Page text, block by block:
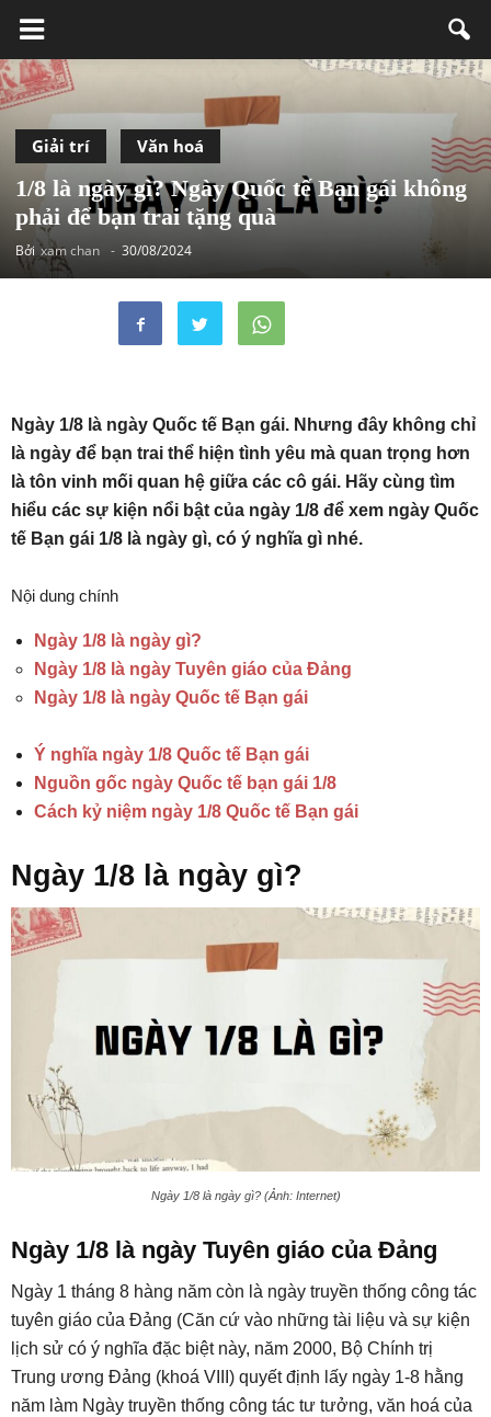
Giải trí Văn hoá
1/8 là ngày gì? Ngày Quốc tế Bạn gái không
phải để bạn trai tặng quà
Bởi xam chan - 30/08/2024
Ngày 1/8 là ngày Quốc tế Bạn gái. Nhưng đây không chỉ
là ngày để bạn trai thể hiện tình yêu mà quan trọng hơn
là tôn vinh mối quan hệ giữa các cô gái. Hãy cùng tìm
hiểu các sự kiện nổi bật của ngày 1/8 để xem ngày Quốc
tế Bạn gái 1/8 là ngày gì, có ý nghĩa gì nhé.
Nội dung chính
Ngày 1/8 là ngày gì?
Ngày 1/8 là ngày Tuyên giáo của Đảng
Ngày 1/8 là ngày Quốc tế Bạn gái
Ý nghĩa ngày 1/8 Quốc tế Bạn gái
Nguồn gốc ngày Quốc tế bạn gái 1/8
Cách kỷ niệm ngày 1/8 Quốc tế Bạn gái
Ngày 1/8 là ngày gì?
Ngày 1/8 là ngày gì? (Ảnh: Internet)
Ngày 1/8 là ngày Tuyên giáo của Đảng
Ngày 1 tháng 8 hàng năm còn là ngày truyền thống công tác
tuyên giáo của Đảng (Căn cứ vào những tài liệu và sự kiện
lịch sử có ý nghĩa đặc biệt này, năm 2000, Bộ Chính trị
Trung ương Đảng (khoá VIII) quyết định lấy ngày 1-8 hằng
năm làm Ngày truyền thống công tác tư tưởng, văn hoá của